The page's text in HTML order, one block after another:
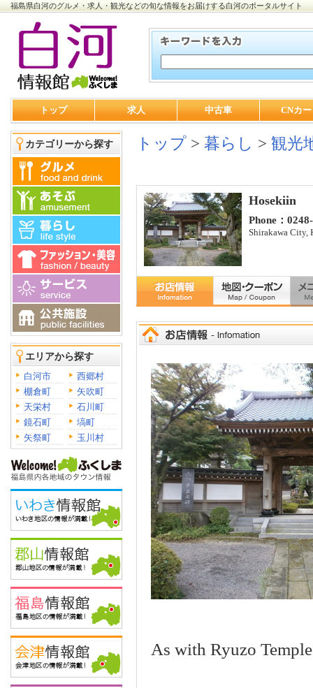
福島県白河のグルメ・求人・観光などの旬な情報をお届けする白河のポータルサイト
トップ 求人 中古車 CNカ
カテゴリーから探す
エリアから探す
白河市
西郷村
棚倉町
矢吹町
天栄村
石川町
鏡石町
塙町
矢祭町
玉川村
トップ > 暮らし > 観光
Hosekiin
Phone：
Shirakawa City,
As with Ryuzo